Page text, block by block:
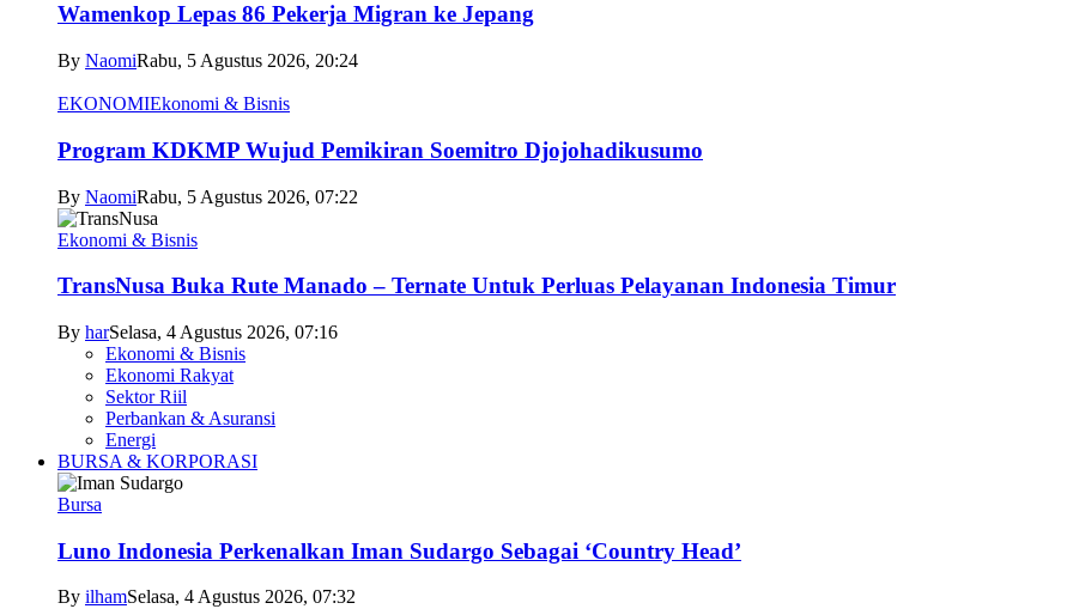
Wamenkop Lepas 86 Pekerja Migran ke Jepang
By NaomiRabu, 5 Agustus 2026, 20:24
EKONOMIEkonomi & Bisnis
Program KDKMP Wujud Pemikiran Soemitro Djojohadikusumo
By NaomiRabu, 5 Agustus 2026, 07:22
Ekonomi & Bisnis
TransNusa Buka Rute Manado – Ternate Untuk Perluas Pelayanan Indonesia Timur
By harSelasa, 4 Agustus 2026, 07:16
Ekonomi & Bisnis
Ekonomi Rakyat
Sektor Riil
Perbankan & Asuransi
Energi
BURSA & KORPORASI
Bursa
Luno Indonesia Perkenalkan Iman Sudargo Sebagai ‘Country Head’
By ilhamSelasa, 4 Agustus 2026, 07:32